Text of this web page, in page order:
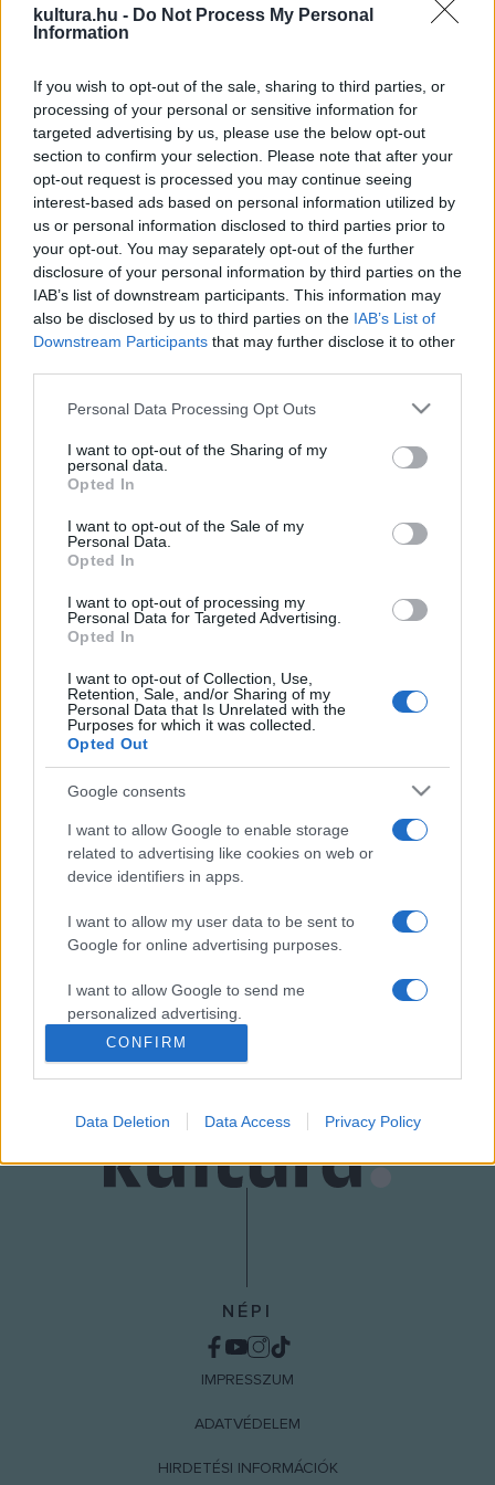
kultura.hu - Do Not Process My Personal
Information
If you wish to opt-out of the sale, sharing to third parties, or
processing of your personal or sensitive information for
targeted advertising by us, please use the below opt-out
section to confirm your selection. Please note that after your
opt-out request is processed you may continue seeing
interest-based ads based on personal information utilized by
us or personal information disclosed to third parties prior to
your opt-out. You may separately opt-out of the further
disclosure of your personal information by third parties on the
IAB’s list of downstream participants. This information may
also be disclosed by us to third parties on the IAB’s List of
Downstream Participants that may further disclose it to other
Please note that this website/app uses one or more Google
not limited to your visit or usage behaviour. You may click to
grant or deny consent to Google and its third-party tags to
use your data for below specified purposes in below Google
consent section.
Personal Data Processing Opt Outs
I want to opt-out of the Sharing of my
personal data.
Opted In
I want to opt-out of the Sale of my
Personal Data.
Opted In
I want to opt-out of processing my
Personal Data for Targeted Advertising.
Opted In
I want to opt-out of Collection, Use,
Retention, Sale, and/or Sharing of my
Personal Data that Is Unrelated with the
Purposes for which it was collected.
Opted Out
Google consents
I want to allow Google to enable storage
related to advertising like cookies on web or
device identifiers in apps.
I want to allow my user data to be sent to
Google for online advertising purposes.
I want to allow Google to send me
personalized advertising.
I want to allow Google to enable storage
related to analytics like cookies on web or
related to functionality of the website or app.
I want to allow Google to enable storage
related to security, including authentication
functionality and fraud prevention, and other
CONFIRM
Data Deletion Data Access Privacy Policy
állomásozó `Grossdeutschland` őrzászlóalj azonban, miután
során meggyőződött arról, hogy Hitler sértetlen, leveri az
államcsínyt. 22 óra 50 perckor Stauffenberget és három
összeesküvő társát statáriálisan agyonlövik, több polgári és
katonai személy letartóztatnak és a népbíróság előtt
lefolytatott tárgyalás után kivégeznek. Több mint 180
ember veszíti a merénylettel közvetlen összefüggésben az
életét. A július 20-i a polgári és katonai személyek által
kitervelt vagy meg is kísérelt 35 merénylet közül a német
ellenzék leglátványosabb próbálkozása arra, hogy a
diktátort megölje. Míg a kommunisták és a
szociáldemokraták Hitler hatalomra jutása után rögvest
tartóztatták le, zárták koncentrációs táborba és végezték ki
őket, a hadseregben csak Hitler hódító és háborús tervei
kapcsán mozdult meg az ellenzék. Amikor a Szudéta-válság
kiéleződött, amelyet a müncheni egyezménnyel oldottak
sikere következtében azonban az összeesküvők, közöttük
a szárazföldi haderő akkori vezérkari főnöke, Beck nem
látott többé alapot az akcióhoz. A július 20-i merénylők
tervei szerint a Hitler eltávolítása után Carl Friedrich
Goerdeler volt lipcsei főpolgármester vezetésével
alakítandó kormánynak haladéktalanul fegyverszüneti
tárgyalásokat kellett volna kezdenie a szövetségesekkel.
MEGOSZTÁS
NÉPI
IMPRESSZUM
ADATVÉDELEM
HIRDETÉSI INFORMÁCIÓK